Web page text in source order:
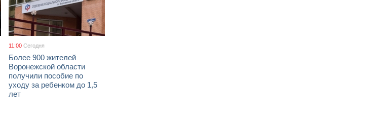
11:00 Сегодня
Более 900 жителей
Воронежской области
получили пособие по
уходу за ребенком до 1,5
лет